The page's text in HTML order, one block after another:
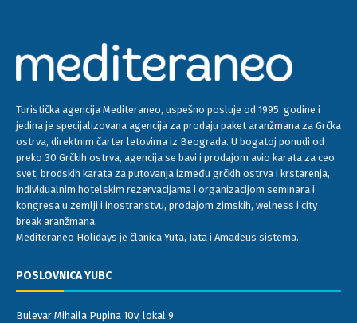
Turistička agencija Mediteraneo, uspešno posluje od 1995. godine i
jedina je specijalizovana agencija za prodaju paket aranžmana za Grčka
ostrva, direktnim čarter letovima iz Beograda. U bogatoj ponudi od
preko 30 Grčkih ostrva, agencija se bavi i prodajom avio karata za ceo
svet, brodskih karata za putovanja između grčkih ostrva i krstarenja,
individualnim hotelskim rezervacijama i organizacijom seminara i
kongresa u zemlji i inostranstvu, prodajom zimskih, welness i city
break aranžmana.
Mediteraneo Holidays je članica Yuta, Iata i Amadeus sistema.
POSLOVNICA YUBC
Bulevar Mihaila Pupina 10v, lokal 9